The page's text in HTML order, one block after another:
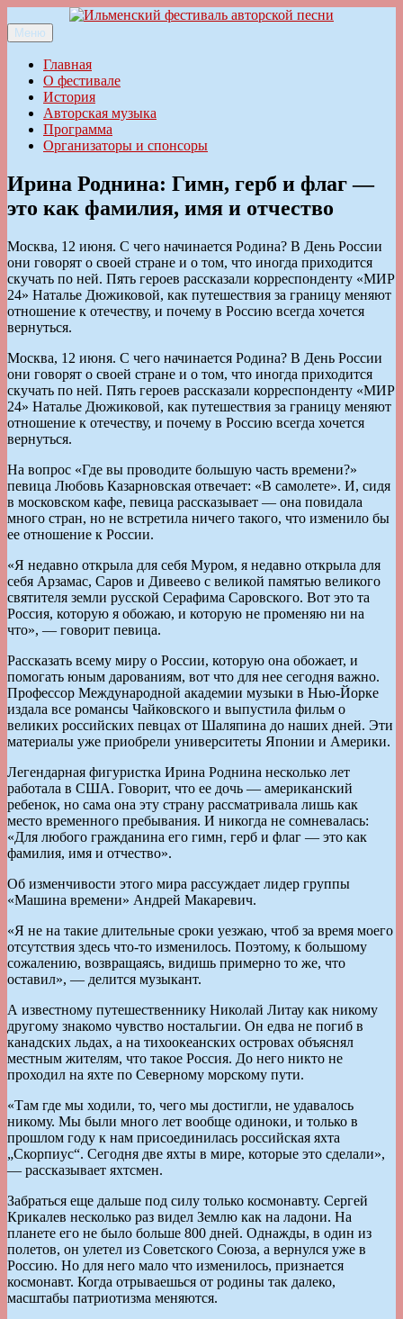
к
содержимому
Ильменский фестиваль авторской песни
Меню
Главная
О фестивале
История
Авторская музыка
Программа
Организаторы и спонсоры
Ирина Роднина: Гимн, герб и флаг —
это как фамилия, имя и отчество
Москва, 12 июня. С чего начинается Родина? В День России
они говорят о своей стране и о том, что иногда приходится
скучать по ней. Пять героев рассказали корреспонденту «МИР
24» Наталье Дюжиковой, как путешествия за границу меняют
отношение к отечеству, и почему в Россию всегда хочется
вернуться.
Москва, 12 июня. С чего начинается Родина? В День России
они говорят о своей стране и о том, что иногда приходится
скучать по ней. Пять героев рассказали корреспонденту «МИР
24» Наталье Дюжиковой, как путешествия за границу меняют
отношение к отечеству, и почему в Россию всегда хочется
вернуться.
На вопрос «Где вы проводите большую часть времени?»
певица Любовь Казарновская отвечает: «В самолете». И, сидя
в московском кафе, певица рассказывает — она повидала
много стран, но не встретила ничего такого, что изменило бы
ее отношение к России.
«Я недавно открыла для себя Муром, я недавно открыла для
себя Арзамас, Саров и Дивеево с великой памятью великого
святителя земли русской Серафима Саровского. Вот это та
Россия, которую я обожаю, и которую не променяю ни на
что», — говорит певица.
Рассказать всему миру о России, которую она обожает, и
помогать юным дарованиям, вот что для нее сегодня важно.
Профессор Международной академии музыки в Нью-Йорке
издала все романсы Чайковского и выпустила фильм о
великих российских певцах от Шаляпина до наших дней. Эти
материалы уже приобрели университеты Японии и Америки.
Легендарная фигуристка Ирина Роднина несколько лет
работала в США. Говорит, что ее дочь — американский
ребенок, но сама она эту страну рассматривала лишь как
место временного пребывания. И никогда не сомневалась:
«Для любого гражданина его гимн, герб и флаг — это как
фамилия, имя и отчество».
Об изменчивости этого мира рассуждает лидер группы
«Машина времени» Андрей Макаревич.
«Я не на такие длительные сроки уезжаю, чтоб за время моего
отсутствия здесь что-то изменилось. Поэтому, к большому
сожалению, возвращаясь, видишь примерно то же, что
оставил», — делится музыкант.
А известному путешественнику Николай Литау как никому
другому знакомо чувство ностальгии. Он едва не погиб в
канадских льдах, а на тихоокеанских островах объяснял
местным жителям, что такое Россия. До него никто не
проходил на яхте по Северному морскому пути.
«Там где мы ходили, то, чего мы достигли, не удавалось
никому. Мы были много лет вообще одиноки, и только в
прошлом году к нам присоединилась российская яхта
„Скорпиус“. Сегодня две яхты в мире, которые это сделали»,
— рассказывает яхтсмен.
Забраться еще дальше под силу только космонавту. Сергей
Крикалев несколько раз видел Землю как на ладони. На
планете его не было больше 800 дней. Однажды, в один из
полетов, он улетел из Советского Союза, а вернулся уже в
Россию. Но для него мало что изменилось, признается
космонавт. Когда отрываешься от родины так далеко,
масштабы патриотизма меняются.